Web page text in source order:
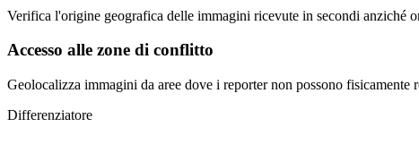
Verifica l'origine geografica delle immagini ricevute in secondi anziché
Accesso alle zone di conflitto
Geolocalizza immagini da aree dove i reporter non possono
Differenziatore